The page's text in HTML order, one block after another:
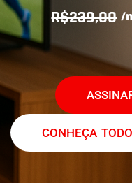
R$239,00 /
CONHEÇA